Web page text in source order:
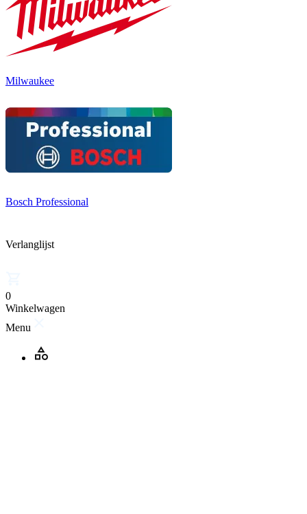
Milwaukee
Bosch Professional
Verlanglijst
0
Winkelwagen
Menu